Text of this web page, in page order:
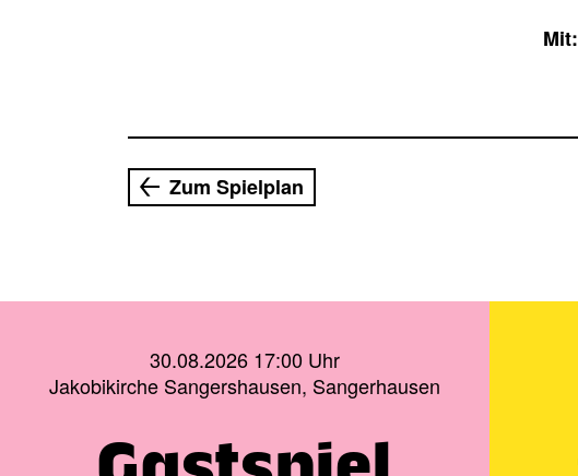
Mit:
Zum Spielplan
30.08.2026 17:00 Uhr
Jakobikirche Sangershausen, Sangerhausen